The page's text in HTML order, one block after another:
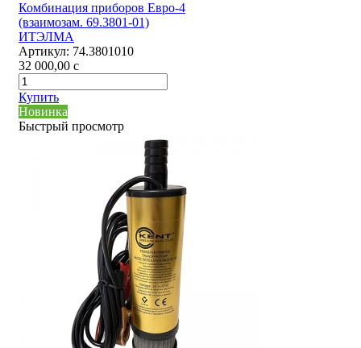
Комбинация приборов Евро-4
(взаимозам. 69.3801-01)
ИТЭЛМА
Артикул: 74.3801010
32 000,00 c
Купить
Новинка
Быстрый просмотр